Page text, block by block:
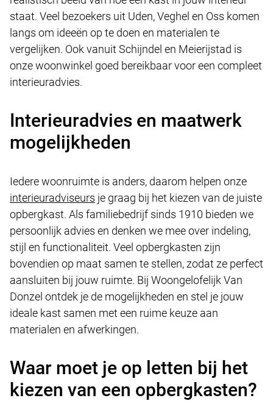
staat. Veel bezoekers uit Uden, Veghel en Oss komen
langs om ideeën op te doen en materialen te
vergelijken. Ook vanuit Schijndel en Meierijstad is
onze woonwinkel goed bereikbaar voor een compleet
interieuradvies.
Interieuradvies en maatwerk
mogelijkheden
Iedere woonruimte is anders, daarom helpen onze
interieuradviseurs je graag bij het kiezen van de juiste
opbergkast. Als familiebedrijf sinds 1910 bieden we
persoonlijk advies en denken we mee over indeling,
stijl en functionaliteit. Veel opbergkasten zijn
bovendien op maat samen te stellen, zodat ze perfect
aansluiten bij jouw ruimte. Bij Woongelofelijk Van
Donzel ontdek je de mogelijkheden en stel je jouw
ideale kast samen met een ruime keuze aan
materialen en afwerkingen.
Waar moet je op letten bij het
kiezen van een opbergkasten?